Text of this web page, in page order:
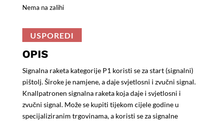
Nema na zalihi
USPOREDI
OPIS
Signalna raketa kategorije P1 koristi se za start (signalni)
pištolj. Široke je namjene, a daje svjetlosni i zvučni signal.
Knallpatronen signalna raketa koja daje i svjetlosni i
zvučni signal. Može se kupiti tijekom cijele godine u
specijaliziranim trgovinama, a koristi se za signalne